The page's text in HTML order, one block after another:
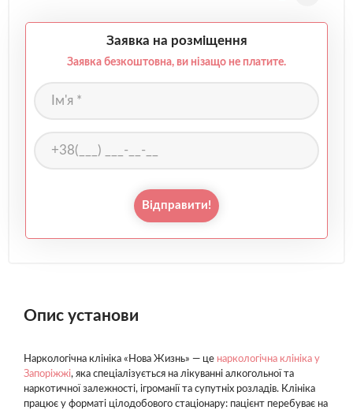
Заявка на розміщення
Заявка безкоштовна, ви нізащо не платите.
Відправити!
Опис установи
Наркологічна клініка «Нова Жизнь» — це наркологічна клініка у
Запоріжжі, яка спеціалізується на лікуванні алкогольної та
наркотичної залежності, ігроманії та супутніх розладів. Клініка
працює у форматі цілодобового стаціонару: пацієнт перебуває на